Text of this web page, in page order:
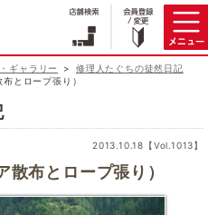
ギャラリー
修理人たぐちの徒然日記
とロープ張り）
2013.10.18【Vol.1013】
布とロープ張り）